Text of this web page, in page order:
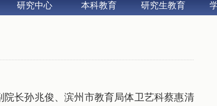
研究中心 本科教育 研究生教育
长孙兆俊、滨州市教育局体卫艺科蔡惠清